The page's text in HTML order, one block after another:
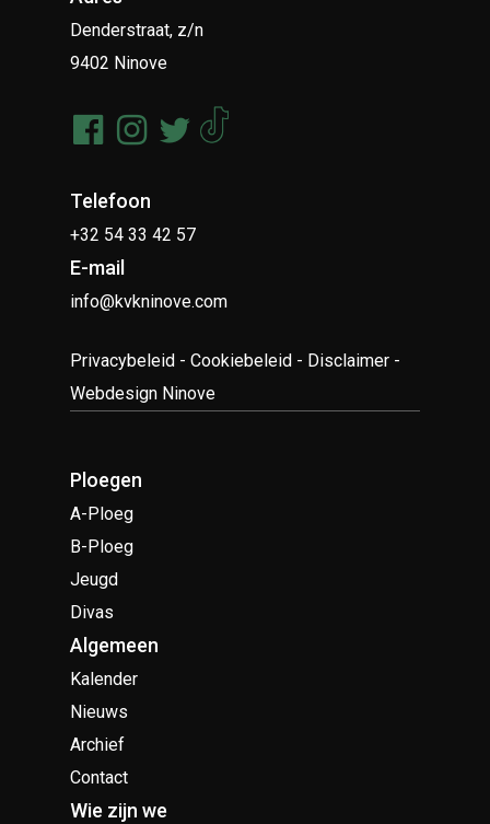
Denderstraat, z/n
9402 Ninove
Telefoon
+32 54 33 42 57
E-mail
info@kvkninove.com
Privacybeleid -Cookiebeleid - Disclaimer -
Webdesign Ninove
Ploegen
A-Ploeg
B-Ploeg
Jeugd
Divas
Algemeen
Kalender
Nieuws
Archief
Contact
Wie zijn we